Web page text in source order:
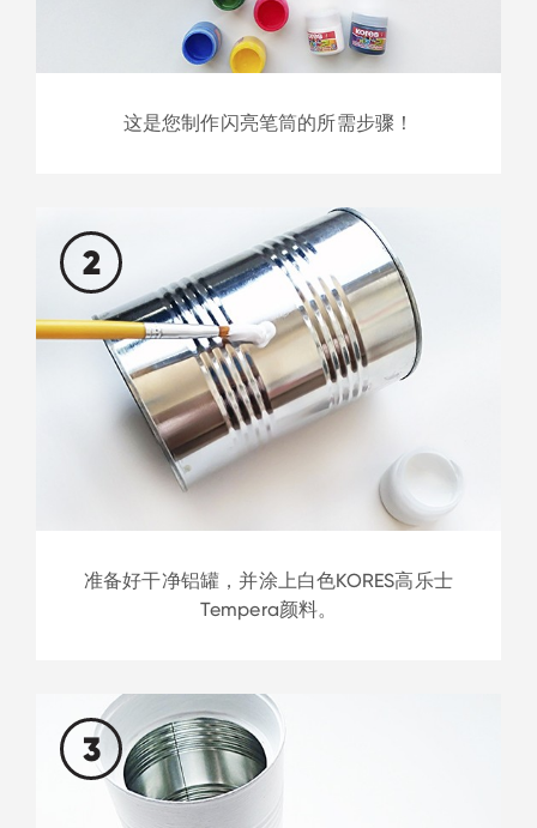
这是您制作闪亮笔筒的所需步骤！
2
准备好干净铝罐，并涂上白色KORES高乐士
Tempera颜料。
3